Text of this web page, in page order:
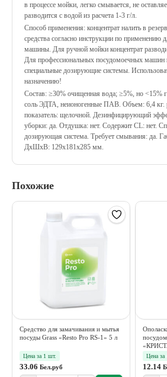
в процессе мойки, легко смывается, не
разводится с водой из расчета 1-3 г/л.
Способ применения: концентрат налить в
средства согласно инструкции по применению
машины. Для ручной мойки концентрат
Для профессиональных посудомоечных машин
специальные дозирующие системы.
назначению!
Состав: ≥30% очищенная вода; ≥5%, но <15%
соль ЭДТА, неионогенные ПАВ. Объем: 6,4
показатель: щелочной. Дезинфицирующий
уборки: да. Отдушка: нет. Содержит CL: нет.
дозирующая система. Требует смывания: да.
ДхШхВ: 129x181x285 мм.
Похожие
Средство для замачивания и мытья
посуды Grass «Resto Pro RS-1» 5 л
Цена за 1 шт.
33.06 Бел.руб
Цена за
12.14